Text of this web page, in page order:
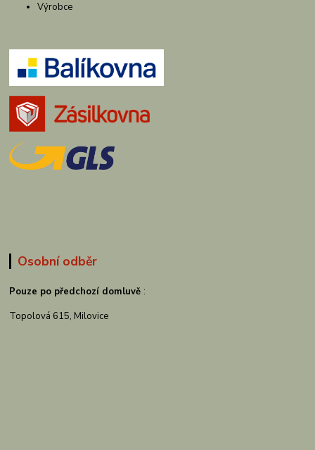
Výrobce
Osobní odběr
Pouze po předchozí domluvě :
Topolová 615, Milovice